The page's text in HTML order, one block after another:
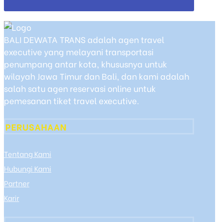
BALI DEWATA TRANS adalah agen travel
executive yang melayani transportasi
penumpang antar kota, khususnya untuk
wilayah Jawa Timur dan Bali, dan kami adalah
salah satu agen reservasi online untuk
pemesanan tiket travel executive.
PERUSAHAAN
Tentang Kami
Hubungi Kami
Partner
Karir